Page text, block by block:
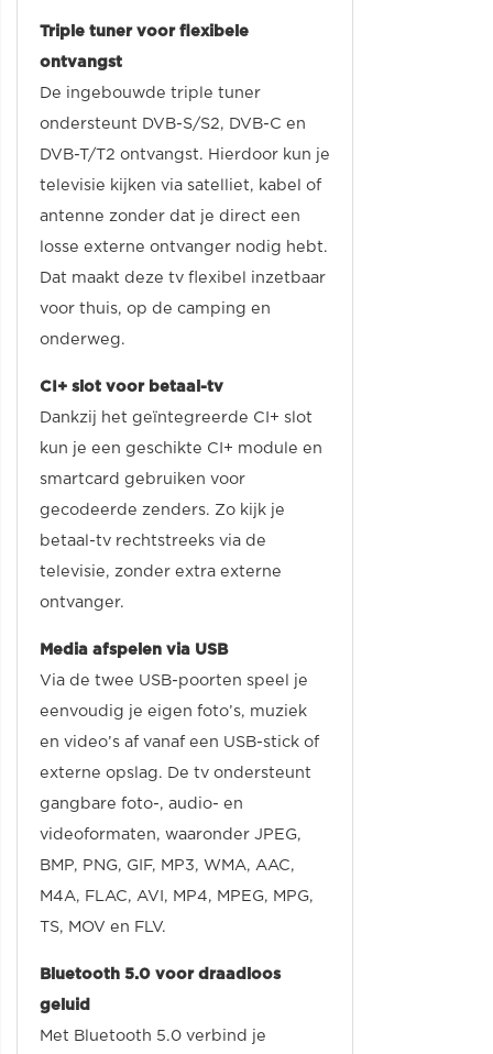
Triple tuner voor flexibele
ontvangst
De ingebouwde triple tuner
ondersteunt DVB-S/S2, DVB-C en
DVB-T/T2 ontvangst. Hierdoor kun je
televisie kijken via satelliet, kabel of
antenne zonder dat je direct een
losse externe ontvanger nodig hebt.
Dat maakt deze tv flexibel inzetbaar
voor thuis, op de camping en
onderweg.
CI+ slot voor betaal-tv
Dankzij het geïntegreerde CI+ slot
kun je een geschikte CI+ module en
smartcard gebruiken voor
gecodeerde zenders. Zo kijk je
betaal-tv rechtstreeks via de
televisie, zonder extra externe
ontvanger.
Media afspelen via USB
Via de twee USB-poorten speel je
eenvoudig je eigen foto’s, muziek
en video’s af vanaf een USB-stick of
externe opslag. De tv ondersteunt
gangbare foto-, audio- en
videoformaten, waaronder JPEG,
BMP, PNG, GIF, MP3, WMA, AAC,
M4A, FLAC, AVI, MP4, MPEG, MPG,
TS, MOV en FLV.
Bluetooth 5.0 voor draadloos
geluid
Met Bluetooth 5.0 verbind je